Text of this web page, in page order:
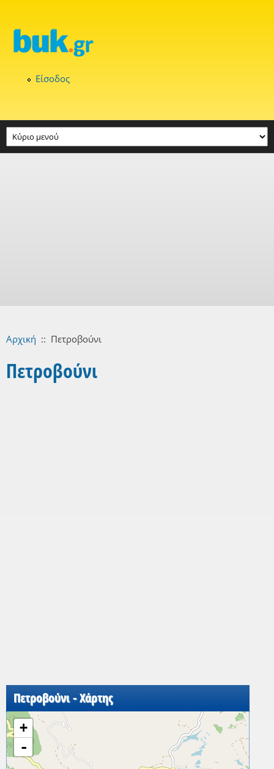
Είσοδος
Αρχική :: Πετροβούνι
Πετροβούνι
Πετροβούνι - Χάρτης
+
-